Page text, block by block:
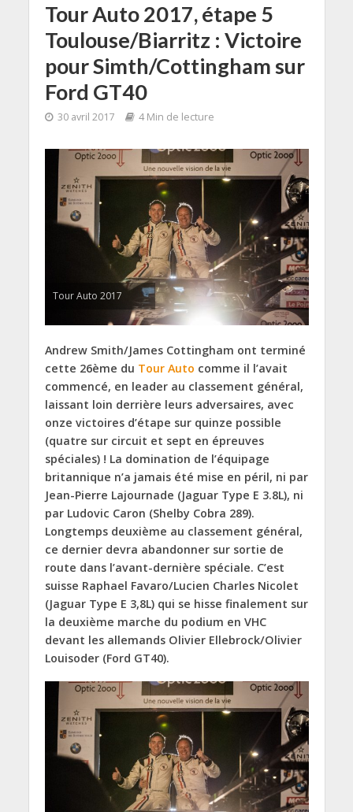
Tour Auto 2017, étape 5
Toulouse/Biarritz : Victoire
pour Simth/Cottingham sur
Ford GT40
30 avril 2017 4 Min de lecture
Tour Auto 2017
Andrew Smith/James Cottingham ont terminé
cette 26ème du Tour Auto comme il l’avait
commencé, en leader au classement général,
laissant loin derrière leurs adversaires, avec
onze victoires d’étape sur quinze possible
(quatre sur circuit et sept en épreuves
spéciales) ! La domination de l’équipage
britannique n’a jamais été mise en péril, ni par
Jean-Pierre Lajournade (Jaguar Type E 3.8L), ni
par Ludovic Caron (Shelby Cobra 289).
Longtemps deuxième au classement général,
ce dernier devra abandonner sur sortie de
route dans l’avant-dernière spéciale. C’est
suisse Raphael Favaro/Lucien Charles Nicolet
(Jaguar Type E 3,8L) qui se hisse finalement sur
la deuxième marche du podium en VHC
devant les allemands Olivier Ellebrock/Olivier
Louisoder (Ford GT40).